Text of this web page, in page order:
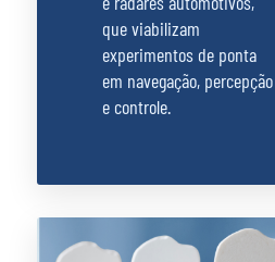
que viabilizam
experimentos de ponta
em navegação, percepção
e controle.